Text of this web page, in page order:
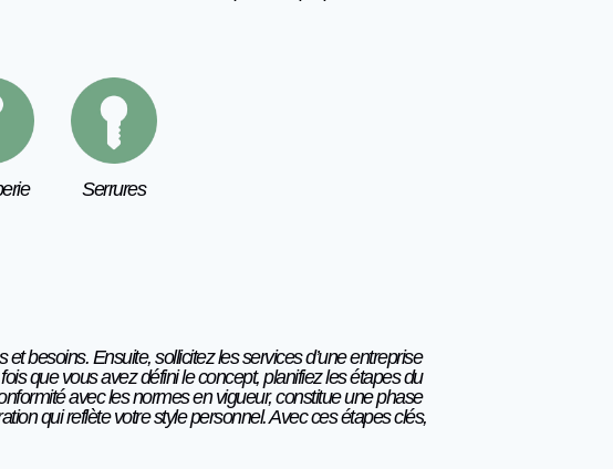
Serrures
besoins. Ensuite, sollicitez les services d’une entreprise
que vous avez défini le concept, planifiez les étapes du
avec les normes en vigueur, constitue une phase
qui reflète votre style personnel. Avec ces étapes clés,